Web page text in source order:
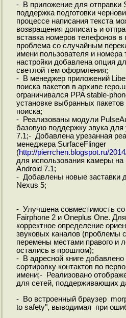
- В приложение для отправки
поддержка подготовки
процессе написания текста
возвращения дописать и
вставка номеров телефонов
проблема со случайным
имени пользователя и номера
настройки добавлена опция
светлой тем оформления;
- В менеджер приложений
поиска пакетов в архиве
ограничивался PPA stable-
установке выбранных пакетов
поиска;
- Реализованы модули
базовую поддержку звука для
7.1;- Добавлена урезанная
менеджера SurfaceFlinger
(http://pierrchen.blogspot.ru/
для использования камеры на
Android 7.1;
- Добавлены новые заставки
Nexus 5;
- Улучшена совместимость
Fairphone 2 и Oneplus One.
корректное определение
звуковых каналов (проблемы
перемены местами правого и
остались в прошлом);
- В адресной книге
сортировку контактов по
имени;- Реализовано
для сетей, поддерживающих
- Во встроенный браузер
to safety", выводимая при